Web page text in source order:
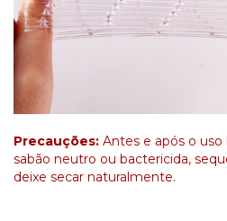
Precauções: Antes e após o
sabão neutro ou bactericida,
deixe secar naturalmente.